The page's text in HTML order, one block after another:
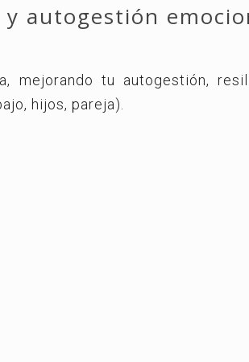
autogestión
tu autogestión,
hijos, pareja).